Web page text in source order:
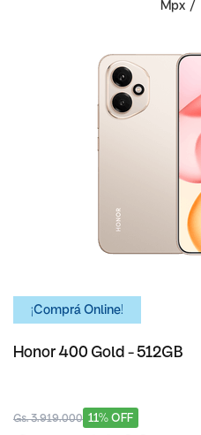
Mpx
¡Comprá Online!
Honor 400 Gold - 512GB
11% OFF
Gs. 3.919.000